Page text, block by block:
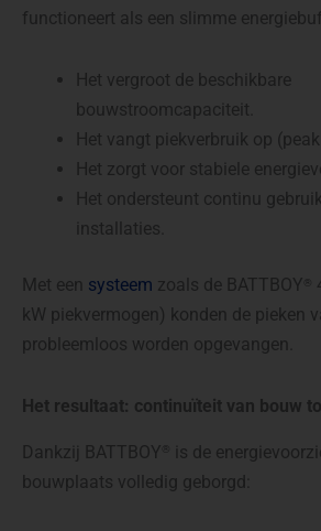
functioneert als een slimme
Het vergroot de beschikbare
bouwstroomcapaciteit.
Het vangt piekverbruik op
Het zorgt voor stabiele
Het ondersteunt continu
installaties.
Met een systeem zoals de BATTBOY ®
kW piekvermogen) konden de pieken
probleemloos worden opgevangen.
Het resultaat: continuïteit van bouw
Dankzij BATTBOY ®
is de
bouwplaats volledig geborgd: